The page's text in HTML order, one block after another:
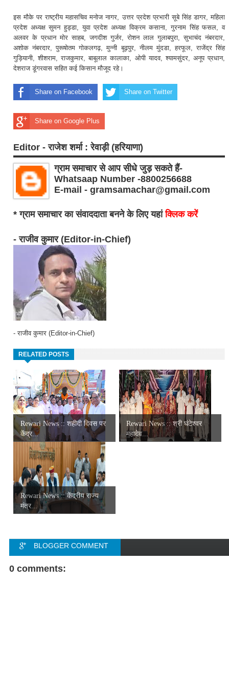
इस मौके पर राष्ट्रीय महासचिव मनोज नागर, उत्तर प्रदेश प्रभारी सूबे सिंह डागर, महिला
प्रदेश अध्यक्ष सुमन हुड्डा, युवा प्रदेश अध्यक्ष विक्रम कसाना, गुरनाम सिंह फसल, व
अलवर के प्रधान मोर साहब, जगदीश गुर्जर, रोशन लाल गुलाबपुरा, सुभाचंद नंबरदार,
अशोक नंबरदार, पुरूषोतम गोकलगढ़, मुन्नी बूढ़पुर, नीलम मुंदडा, हरफूल, राजेंद्र सिंह
गुड़ियानी, शीशराम, राजकुमार, बाबूलाल कालाका, ओपी यादव, श्यामसुंदर, अनूप प्रधान,
देशराज डूंगरवास सहित कई किसान मौजूद रहे।
Share on Facebook Share on Twitter
Share on Google Plus
Editor - राजेश शर्मा : रेवाड़ी (हरियाणा)
ग्राम समाचार से आप सीधे जुड़ सकते हैं-
Whatsaap Number -8800256688
E-mail - gramsamachar@gmail.com
* ग्राम समाचार का संवाददाता बनने के लिए यहांक्लिक करें
- राजीव कुमार (Editor-in-Chief)
- राजीव कुमार (Editor-in-Chief)
RELATED POSTS
Rewari News :: शहीदी दिवस पर
केंद्र...
Rewari News :: श्री घंटेश्वर
महादेव...
Rewari News :: केंद्रीय राज्य
मंत्र...
BLOGGER COMMENT
FACEBOOK COMMENT
0 comments: